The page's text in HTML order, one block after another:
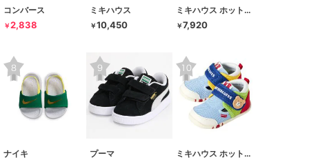
コンバース
￥2,838
ミキハウス
￥10,450
ミキハウス ホットビスケッツ
￥7,920
ナイキ プーマ ミキハウス ホットビスケッツ